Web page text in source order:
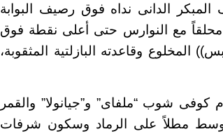
الدانى نداه فوق رصيف البوابة
محلقاً مع النوارس حتى أعلى نقطة فوق
المخلوع وقاعدته البازلتية المثقوبة،
شوب “ملفاى” و”جيانولا” والقمر
مطلاً على الرماد وسكون شرفات